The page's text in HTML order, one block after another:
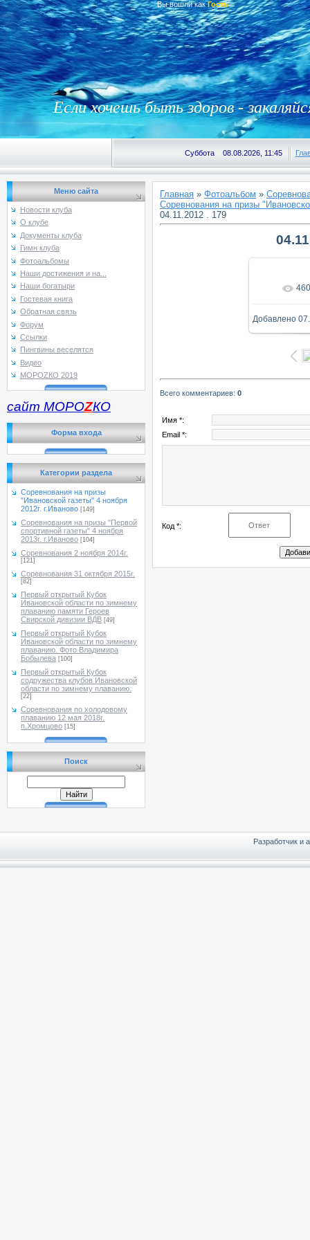
Вы вошли как Гость
Если хочешь быть здоров -
Суббота 08.08.2026, 11:45
Меню сайта
Новости клуба
О клубе
Документы клуба
Гимн клуба
Фотоальбомы
Наши достижения и на...
Наши богатыри
Гостевая книга
Обратная связь
Форум
Ссылки
Пингвины веселятся
Видео
МОРОZКО 2019
сайт МОРОZКО
Форма входа
Категории раздела
Соревнования на призы
"Ивановской газеты" 4 ноября
2012г. г.Иваново [149]
Соревнования на призы "Первой
спортивной газеты" 4 ноября
2013г. г.Иваново [104]
Соревнования 2 ноября 2014г.
[121]
Соревнования 31 октября 2015г.
[82]
Первый открытый Кубок
Ивановской области по зимнему
плаванию памяти Героев
Свирской дивизии ВДВ [49]
Первый открытый Кубок
Ивановской области по зимнему
плаванию. Фото Владимира
Бобылева [100]
Первый открытый Кубок
содружества клубов Ивановской
области по зимнему плаванию.
[22]
Соревнования по холодовому
плаванию 12 мая 2018г.
п.Хромцово [15]
Поиск
Главная » Фотоальбом »
Соревнования на призы
04.11.2012 . 179
В 460
Добавлено
Всего комментариев: 0
Имя *:
Email *:
Код *:
Разработчик и